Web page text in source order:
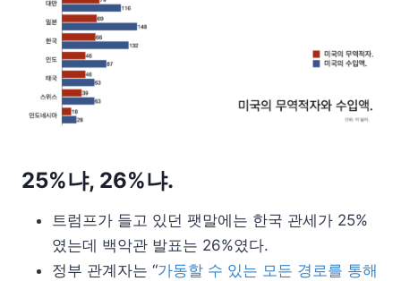
25%냐, 26%냐.
트럼프가 들고 있던 팻말에는 한국 관세가 25%
였는데 백악관 발표는 26%였다.
정부 관계자는 “가동할 수 있는 모든 경로를 통해